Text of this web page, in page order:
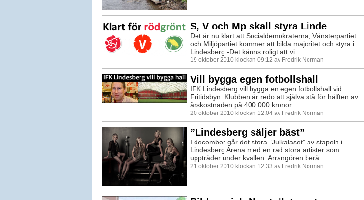
S, V och Mp skall styra Linde
Det är nu klart att Socialdemokraterna, Vänsterpartiet
och Miljöpartiet kommer att bilda majoritet och styra i
Lindesberg.-Det känns roligt att vi...
19 oktober 2010 klockan 09:12 av Fredrik Norman
Vill bygga egen fotbollshall
IFK Lindesberg vill bygga en egen fotbollshall vid
Fritidsbyn. Klubben är redo att själva stå för hälften av
årskostnaden på 400 000 kronor. ...
20 oktober 2010 klockan 12:04 av Fredrik Norman
”Lindesberg säljer bäst”
I december går det stora ”Julkalaset” av stapeln i
Lindesberg Arena med en rad stora artister som
uppträder under kvällen. Arrangören berä...
21 oktober 2010 klockan 12:33 av Fredrik Norman